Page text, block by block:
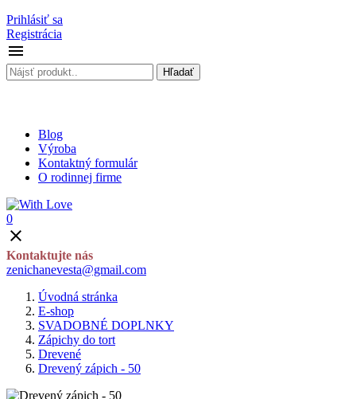
Prihlásiť sa
Registrácia

Hľadať
Blog
Výroba
Kontaktný formulár
O rodinnej firme
0

Kontaktujte nás
zenichanevesta@gmail.com
Úvodná stránka
E-shop
SVADOBNÉ DOPLNKY
Zápichy do tort
Drevené
Drevený zápich - 50